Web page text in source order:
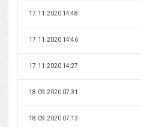
17.11.2020 14:48
17.11.2020 14:46
17.11.2020 14:27
18.09.2020 07:31
18.09.2020 07:13